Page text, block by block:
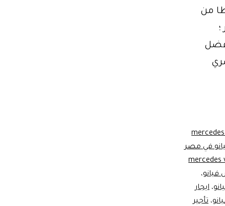
من
في مصر
mercedes
،
، ايجار
، تأجير